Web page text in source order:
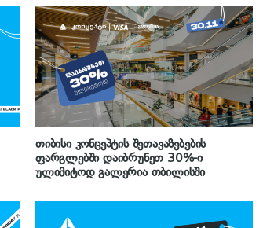
თიბისი კონცეპტის შეთავაზებების
ფარგლებში დაიბრუნეთ 30%-ი
ულიმიტოდ გალერია თბილისში